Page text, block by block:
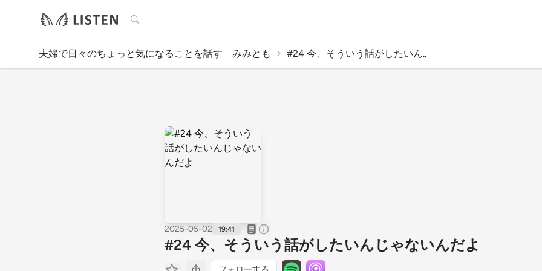
検索
夫婦で日々のちょっと気になることを話す みみとも #24 今、そういう話がしたいん..
2025-05-02 19:41
#24 今、そういう話がしたいんじゃないんだよ